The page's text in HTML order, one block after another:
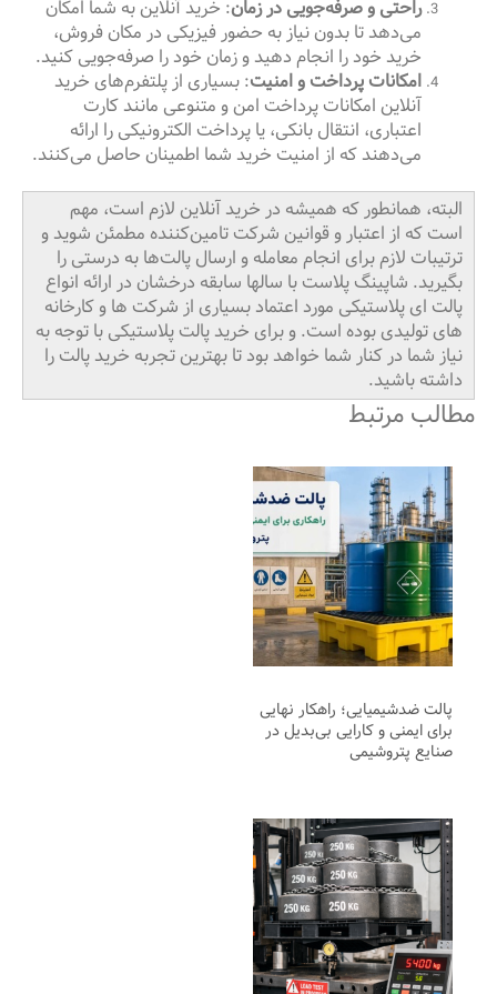
راحتی و صرفه‌جویی در زمان: خرید آنلاین به شما امکان
می‌دهد تا بدون نیاز به حضور فیزیکی در مکان فروش،
خرید خود را انجام دهید و زمان خود را صرفه‌جویی کنید.
امکانات پرداخت و امنیت: بسیاری از پلتفرم‌های خرید
آنلاین امکانات پرداخت امن و متنوعی مانند کارت
اعتباری، انتقال بانکی، یا پرداخت الکترونیکی را ارائه
می‌دهند که از امنیت خرید شما اطمینان حاصل می‌کنند.
البته، همانطور که همیشه در خرید آنلاین لازم است، مهم
است که از اعتبار و قوانین شرکت تامین‌کننده مطمئن شوید و
ترتیبات لازم برای انجام معامله و ارسال پالت‌ها به درستی را
بگیرید. شاپینگ پلاست با سالها سابقه درخشان در ارائه انواع
پالت ای پلاستیکی مورد اعتماد بسیاری از شرکت ها و کارخانه
های تولیدی بوده است. و برای خرید پالت پلاستیکی با توجه به
نیاز شما در کنار شما خواهد بود تا بهترین تجربه خرید پالت را
داشته باشید.
مطالب مرتبط
پالت ضدشیمیایی؛ راهکار نهایی
برای ایمنی و کارایی بی‌بدیل در
صنایع پتروشیمی